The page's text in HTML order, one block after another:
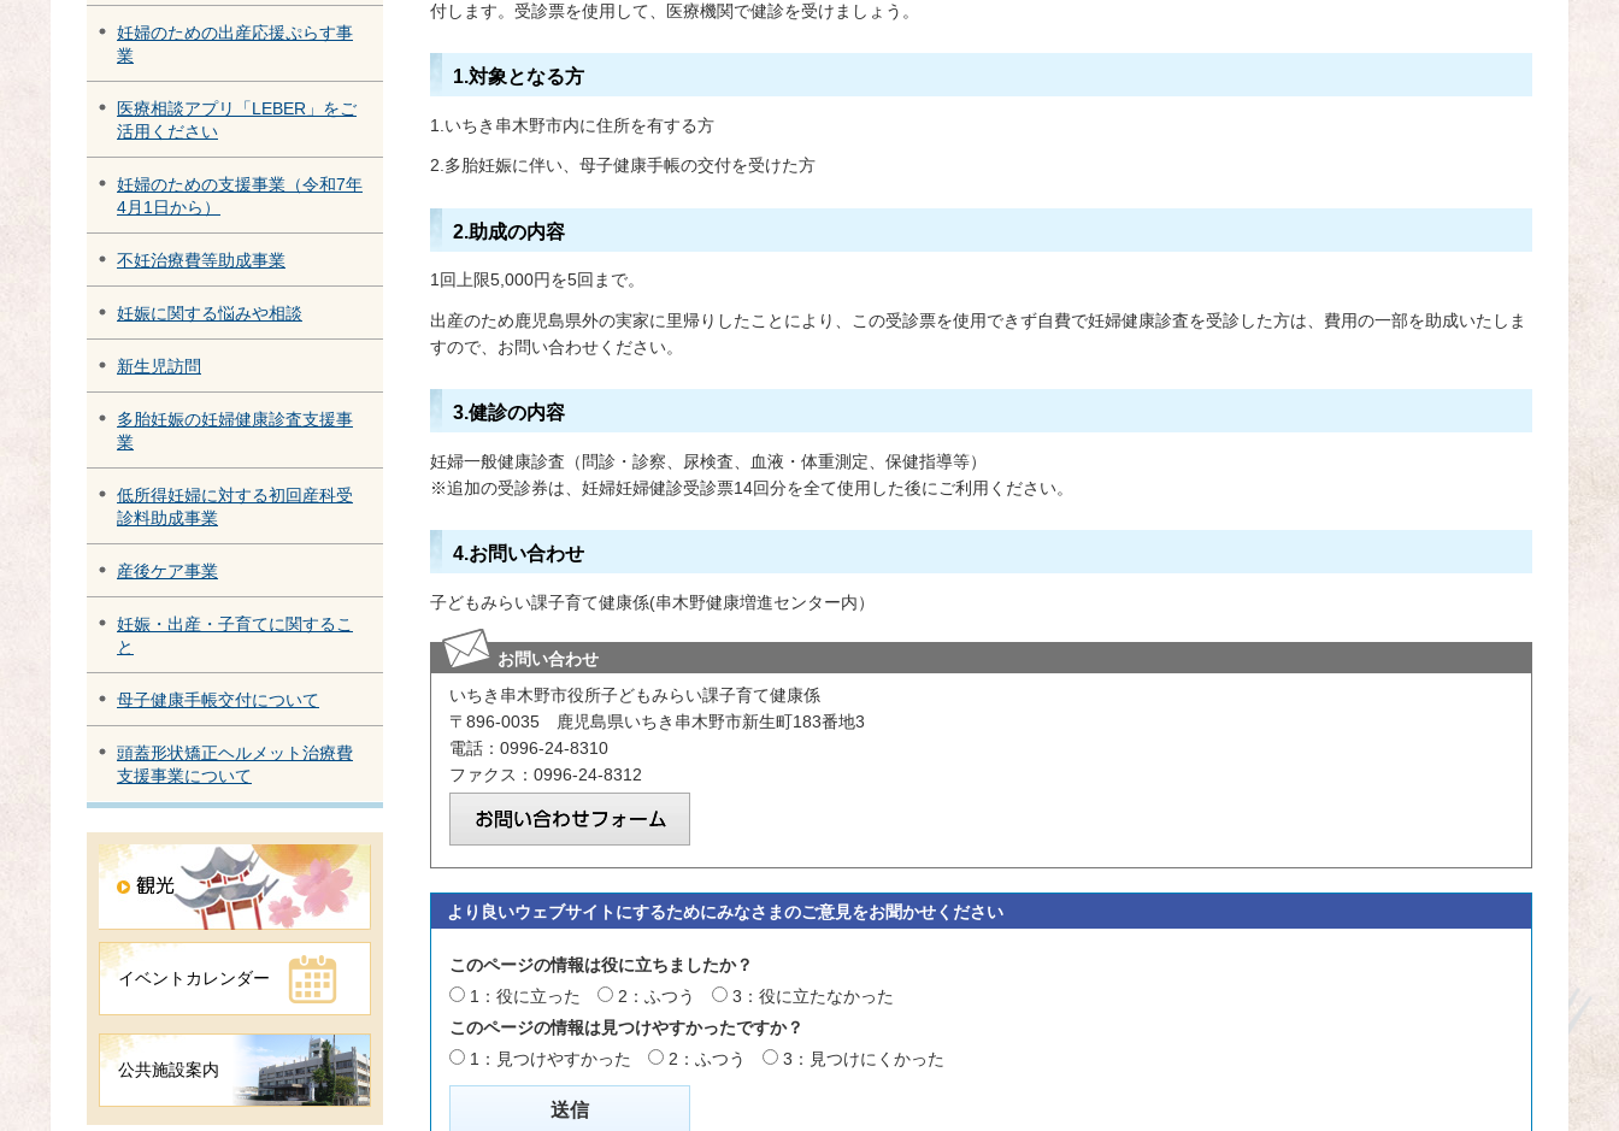
妊婦のための出産応援ぷらす事
業
医療相談アプリ「LEBER」をご
活用ください
妊婦のための支援事業（令和7年
4月1日から）
不妊治療費等助成事業
妊娠に関する悩みや相談
新生児訪問
多胎妊娠の妊婦健康診査支援事
業
低所得妊婦に対する初回産科受
診料助成事業
産後ケア事業
妊娠・出産・子育てに関するこ
と
母子健康手帳交付について
頭蓋形状矯正ヘルメット治療費
支援事業について
イベントカレンダー
公共施設案内
付します。受診票を使用して、医療機関で健診を受けましょう。
1.対象となる方
1.いちき串木野市内に住所を有する方
2.多胎妊娠に伴い、母子健康手帳の交付を受けた方
2.助成の内容
1回上限5,000円を5回まで。
出産のため鹿児島県外の実家に里帰りしたことにより、この受診票を使用できず自費で妊婦健康診査を受診した方は、費用の一部を助成いたしま
すので、お問い合わせください。
3.健診の内容
妊婦一般健康診査（問診・診察、尿検査、血液・体重測定、保健指導等）
※追加の受診券は、妊婦妊婦健診受診票14回分を全て使用した後にご利用ください。
4.お問い合わせ
子どもみらい課子育て健康係(串木野健康増進センター内）
お問い合わせ
いちき串木野市役所子どもみらい課子育て健康係
〒896-0035 鹿児島県いちき串木野市新生町183番地3
電話：0996-24-8310
ファクス：0996-24-8312
より良いウェブサイトにするためにみなさまのご意見をお聞かせください
このページの情報は役に立ちましたか？
1：役に立った
2：ふつう
3：役に立たなかった
このページの情報は見つけやすかったですか？
1：見つけやすかった
2：ふつう 3：見つけにくかった